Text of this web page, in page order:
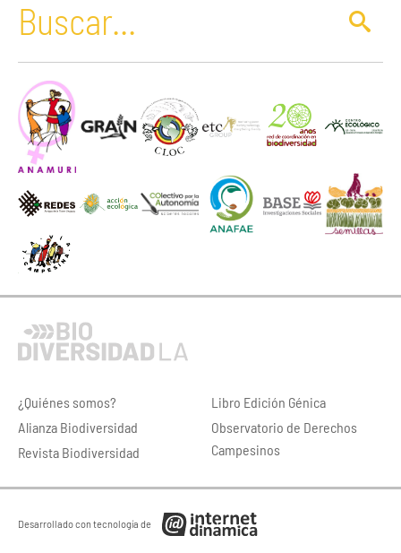
¿Quiénes somos?
Alianza Biodiversidad
Revista Biodiversidad
Libro Edición Génica
Observatorio de Derechos
Campesinos